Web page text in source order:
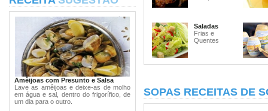
Amêijoas com Presunto e Salsa
Lave as amêijoas e deixe-as de molho
em água e sal, dentro do frigorífico, de
um dia para o outro.
Saladas
Frias e
Quentes
SOPAS RECEITAS DE